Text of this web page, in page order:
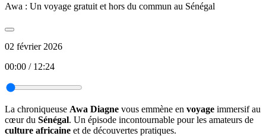
Awa : Un voyage gratuit et hors du commun au Sénégal
02 février 2026
00:00 / 12:24
La chroniqueuse Awa Diagne vous emmène en voyage immersif au
cœur du Sénégal. Un épisode incontournable pour les amateurs de
culture africaine et de découvertes pratiques.